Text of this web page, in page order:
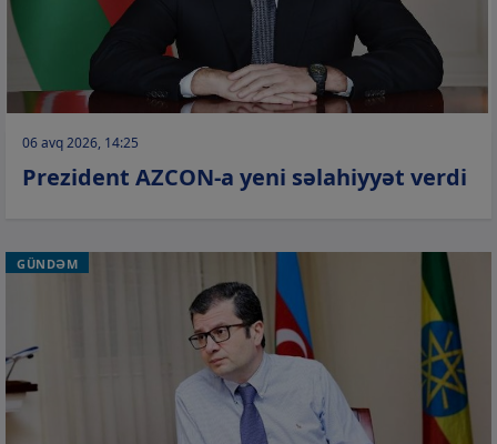
06 avq 2026, 14:25
Prezident AZCON-a yeni səlahiyyət verdi
GÜNDƏM